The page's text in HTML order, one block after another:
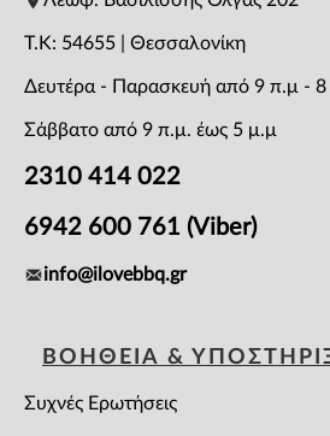
T.K: 54655 | Θεσσαλονίκη
Δευτέρα - Παρασκευή από 9 π.μ -
Σάββατο από 9 π.μ. έως 5 μ.μ
2310 414 022
6942 600 761 (Viber)
info@ilovebbq.gr
ΒΟΗΘΕΙΑ &
Συχνές Ερωτήσεις